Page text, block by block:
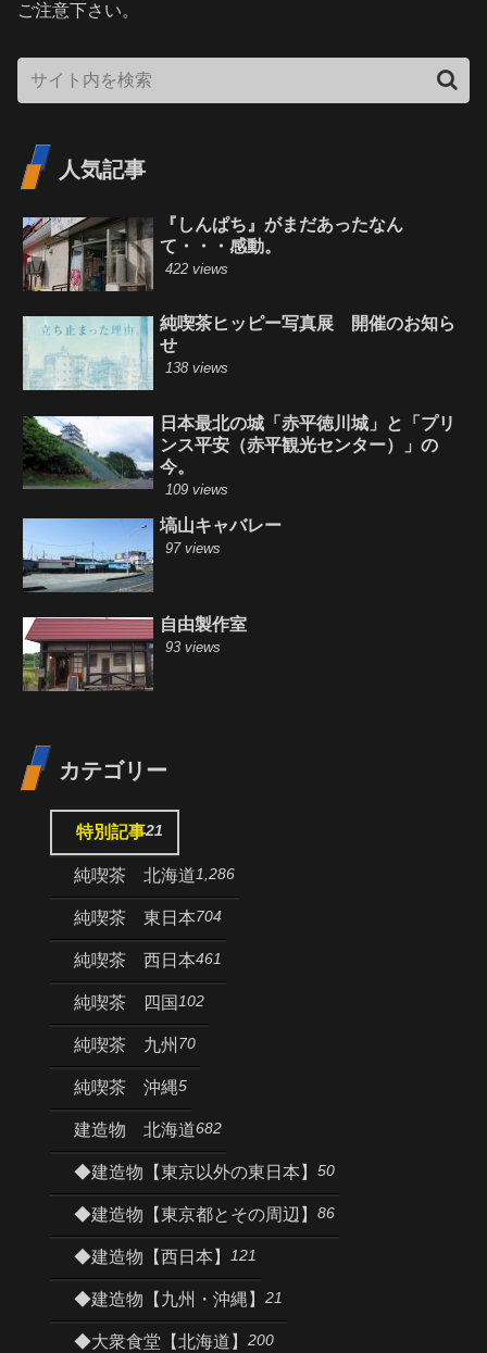
ご注意下さい。
人気記事
『しんぱち』がまだあったなん
て・・・感動。
422 views
純喫茶ヒッピー写真展 開催のお知ら
せ
138 views
日本最北の城「赤平徳川城」と「プリ
ンス平安（赤平観光センター）」の
今。
109 views
塙山キャバレー
97 views
自由製作室
93 views
カテゴリー
特別記事21
純喫茶 北海道1,286
純喫茶 東日本704
純喫茶 西日本461
純喫茶 四国102
純喫茶 九州 70
純喫茶 沖縄5
建造物 北海道682
◆建造物【東京以外の東日本】 50
◆建造物【東京都とその周辺】 86
◆建造物【西日本】 121
◆建造物【九州・沖縄】 21
◆大衆食堂【北海道】 200